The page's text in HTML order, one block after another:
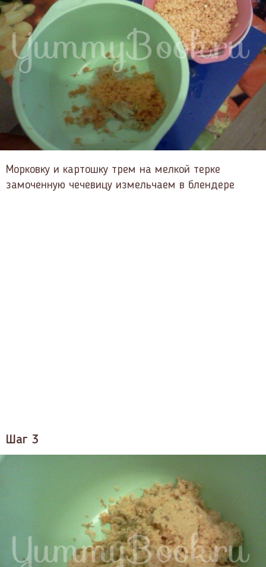
Морковку и картошку трем на мелкой терке
замоченную чечевицу измельчаем в блендере
Шаг 3